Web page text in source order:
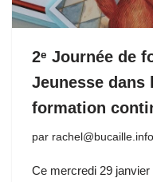
2ᵉ Journée de
Jeunesse dans
formation
par rachel@bucaille.info
Ce mercredi 29 janvier